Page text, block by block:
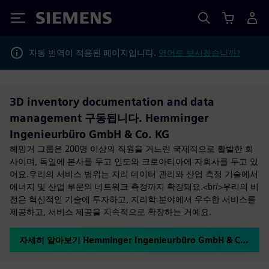
Siemens
자동 번역이 적용된 페이지입니다. 영어로 보시겠습니까?
3D inventory documentation and data
management 구동됩니다. Hemminger
Ingenieurbüro GmbH & Co. KG
헤밍거 그룹은 200명 이상의 직원을 거느린 국제적으로 활발한 회
사이며, 독일에 본사를 두고 인도와 크로아티아에 자회사를 두고 있
어요.우리의 서비스 범위는 지리 데이터 관리와 산업 측정 기술에서
에너지 및 산업 부문의 네트워크 측정까지 확장돼요.<br/>우리의 비
전은 혁신적인 기술에 투자하고, 지리학 분야에서 우수한 서비스를
제공하고, 서비스 제공을 지속적으로 확장하는 거예요.
자세히 알아보기 Hemminger Ingenieurbüro GmbH & Co. KG